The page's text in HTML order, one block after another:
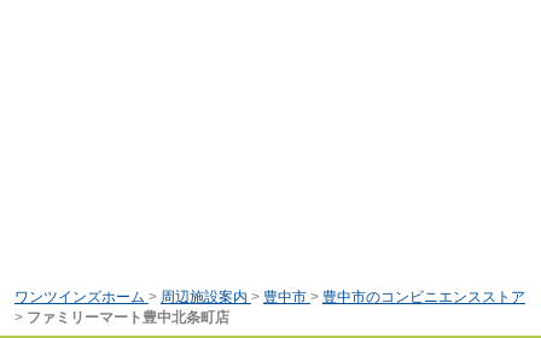
ワンツインズホーム > 周辺施設案内 > 豊中市 > 豊中市のコンビニエンスストア
> ファミリーマート豊中北条町店